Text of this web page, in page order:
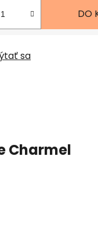
DO
sa
Charmel